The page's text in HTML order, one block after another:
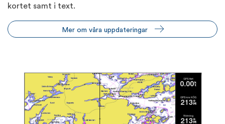
kortet samt i text.
Mer om våra uppdateringar